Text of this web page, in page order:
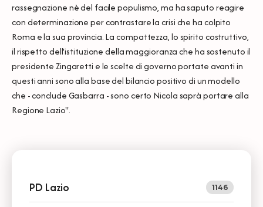
rassegnazione nè del facile populismo, ma ha saputo reagire
con determinazione per contrastare la crisi che ha colpito
Roma e la sua provincia. La compattezza, lo spirito costruttivo,
il rispetto dell'istituzione della maggioranza che ha sostenuto il
presidente Zingaretti e le scelte di governo portate avanti in
questi anni sono alla base del bilancio positivo di un modello
che - conclude Gasbarra - sono certo Nicola saprà portare alla
Regione Lazio".
PD Lazio 1146